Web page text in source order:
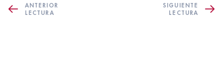
ANTERIOR
LECTURA
SIGUIENTE
LECTURA